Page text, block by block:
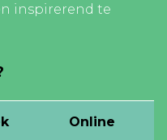
inspirerend te
Online